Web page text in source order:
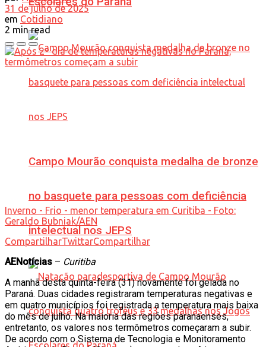
Campo Mourão conquista medalha de bronze
no basquete para pessoas com deficiência
intelectual nos JEPS
31 de julho de 2025
em Cotidiano
2 min read
Inverno - Frio - menor temperatura em Curitiba - Foto:
Geraldo Bubniak/AEN
CompartilharTwittarCompartilhar
AENotícias – Curitiba
A manhã desta quinta-feira (31) novamente foi gelada no
Paraná. Duas cidades registraram temperaturas negativas e
em quatro municípios foi registrada a temperatura mais baixa
do mês de julho. Na maioria das regiões paranaenses,
entretanto, os valores nos termômetros começaram a subir.
De acordo com o Sistema de Tecnologia e Monitoramento